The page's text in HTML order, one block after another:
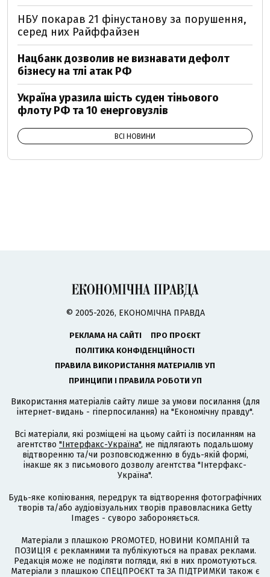
НБУ покарав 21 фінустанову за порушення,
серед них Райффайзен
Нацбанк дозволив не визнавати дефолт
бізнесу на тлі атак РФ
Україна уразила шість суден тіньового
флоту РФ та 10 енерговузлів
ВСІ НОВИНИ
© 2005-2026, ЕКОНОМІЧНА ПРАВДА
РЕКЛАМА НА САЙТІ
ПРО ПРОЄКТ
ПОЛІТИКА КОНФІДЕНЦІЙНОСТІ
ПРАВИЛА ВИКОРИСТАННЯ МАТЕРІАЛІВ УП
ПРИНЦИПИ І ПРАВИЛА РОБОТИ УП
Використання матеріалів сайту лише за умови посилання (для
інтернет-видань - гіперпосилання) на "Економічну правду".
Всі матеріали, які розміщені на цьому сайті із посиланням на
агентство "Інтерфакс-Україна", не підлягають подальшому
відтворенню та/чи розповсюдженню в будь-якій формі,
інакше як з письмового дозволу агентства "Інтерфакс-
Україна".
Будь-яке копіювання, передрук та відтворення фотографічних
творів та/або аудіовізуальних творів правовласника Getty
Images - суворо забороняється.
Матеріали з плашкою PROMOTED, НОВИНИ КОМПАНІЙ та
ПОЗИЦІЯ є рекламними та публікуються на правах реклами.
Редакція може не поділяти погляди, які в них промотуються.
Матеріали з плашкою СПЕЦПРОЄКТ та ЗА ПІДТРИМКИ також є